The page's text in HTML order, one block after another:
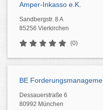
Amper-Inkasso e.K.
Sandbergstr. 8 A
85256 Vierkirchen
(0)
BE
Dessauerstraße 6
80992 München